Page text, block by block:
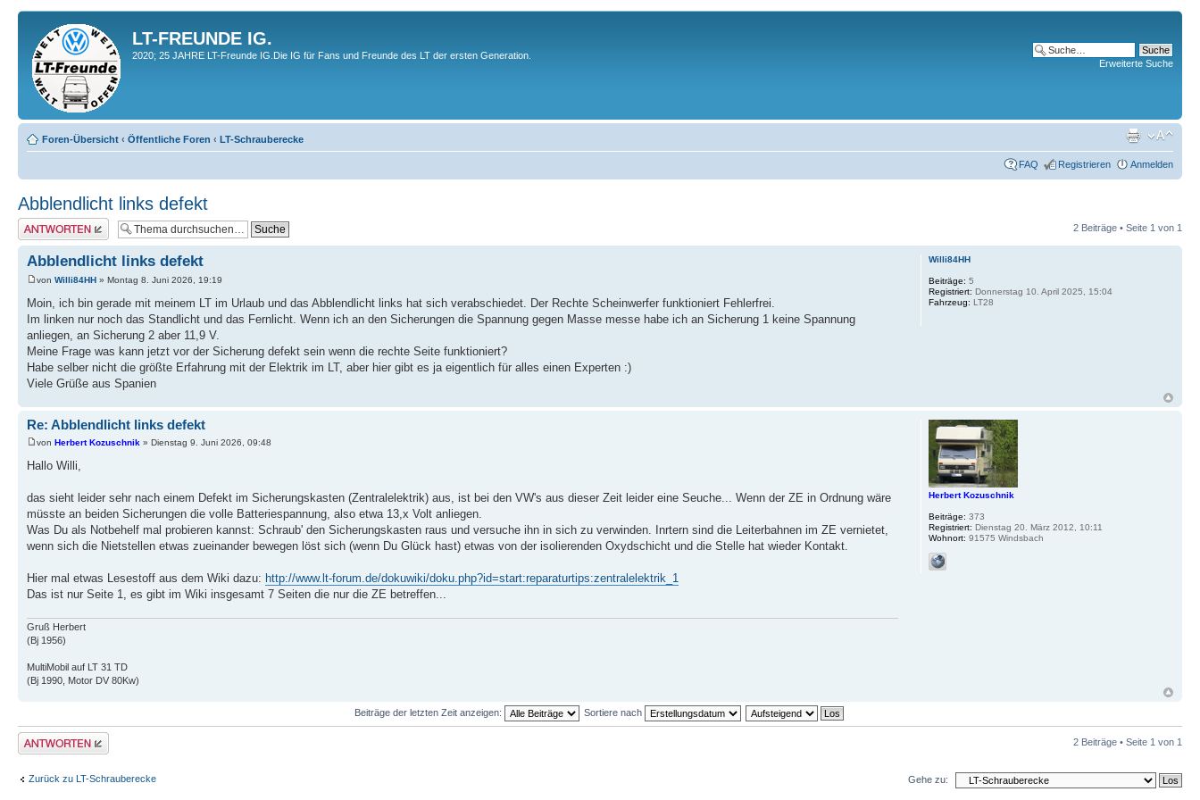
LT-FREUNDE IG.
2020; 25 JAHRE LT-Freunde IG.Die IG für Fans und Freunde des LT der ersten Generation.
Erweiterte Suche
Foren-Übersicht ‹ Öffentliche Foren ‹ LT-Schrauberecke
FAQ Registrieren Anmelden
Abblendlicht links defekt
Antwort erstellen 2 Beiträge • Seite 1 von 1
Abblendlicht links defekt
von Willi84HH » Montag 8. Juni 2026, 19:19
Moin, ich bin gerade mit meinem LT im Urlaub und das Abblendlicht links hat sich verabschiedet. Der Rechte Scheinwerfer funktioniert Fehlerfrei.
Im linken nur noch das Standlicht und das Fernlicht. Wenn ich an den Sicherungen die Spannung gegen Masse messe habe ich an Sicherung 1 keine Spannung
anliegen, an Sicherung 2 aber 11,9 V.
Meine Frage was kann jetzt vor der Sicherung defekt sein wenn die rechte Seite funktioniert?
Habe selber nicht die größte Erfahrung mit der Elektrik im LT, aber hier gibt es ja eigentlich für alles einen Experten :)
Viele Grüße aus Spanien
Willi84HH
Beiträge: 5
Registriert: Donnerstag 10. April 2025, 15:04
Fahrzeug: LT28
Re: Abblendlicht links defekt
von Herbert Kozuschnik » Dienstag 9. Juni 2026, 09:48
Hallo Willi,
das sieht leider sehr nach einem Defekt im Sicherungskasten (Zentralelektrik) aus, ist bei den VW's aus dieser Zeit leider eine Seuche... Wenn der ZE in Ordnung wäre
müsste an beiden Sicherungen die volle Batteriespannung, also etwa 13,x Volt anliegen.
Was Du als Notbehelf mal probieren kannst: Schraub' den Sicherungskasten raus und versuche ihn in sich zu verwinden. Inrtern sind die Leiterbahnen im ZE vernietet,
wenn sich die Nietstellen etwas zueinander bewegen löst sich (wenn Du Glück hast) etwas von der isolierenden Oxydschicht und die Stelle hat wieder Kontakt.
Hier mal etwas Lesestoff aus dem Wiki dazu: http://www.lt-forum.de/dokuwiki/doku.php?id=start:reparaturtips:zentralelektrik_1
Das ist nur Seite 1, es gibt im Wiki insgesamt 7 Seiten die nur die ZE betreffen...
Gruß Herbert
(Bj 1956)
MultiMobil auf LT 31 TD
(Bj 1990, Motor DV 80Kw)
Herbert Kozuschnik
Beiträge: 373
Registriert: Dienstag 20. März 2012, 10:11
Wohnort: 91575 Windsbach
Beiträge der letzten Zeit anzeigen: Sortiere nach
Antwort erstellen 2 Beiträge • Seite 1 von 1
Zurück zu LT-Schrauberecke Gehe zu: